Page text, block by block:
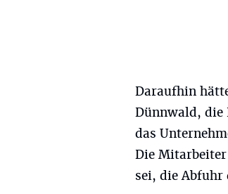
Daraufhin
Dünnwald, die
das
Die
sei, die Abfuhr